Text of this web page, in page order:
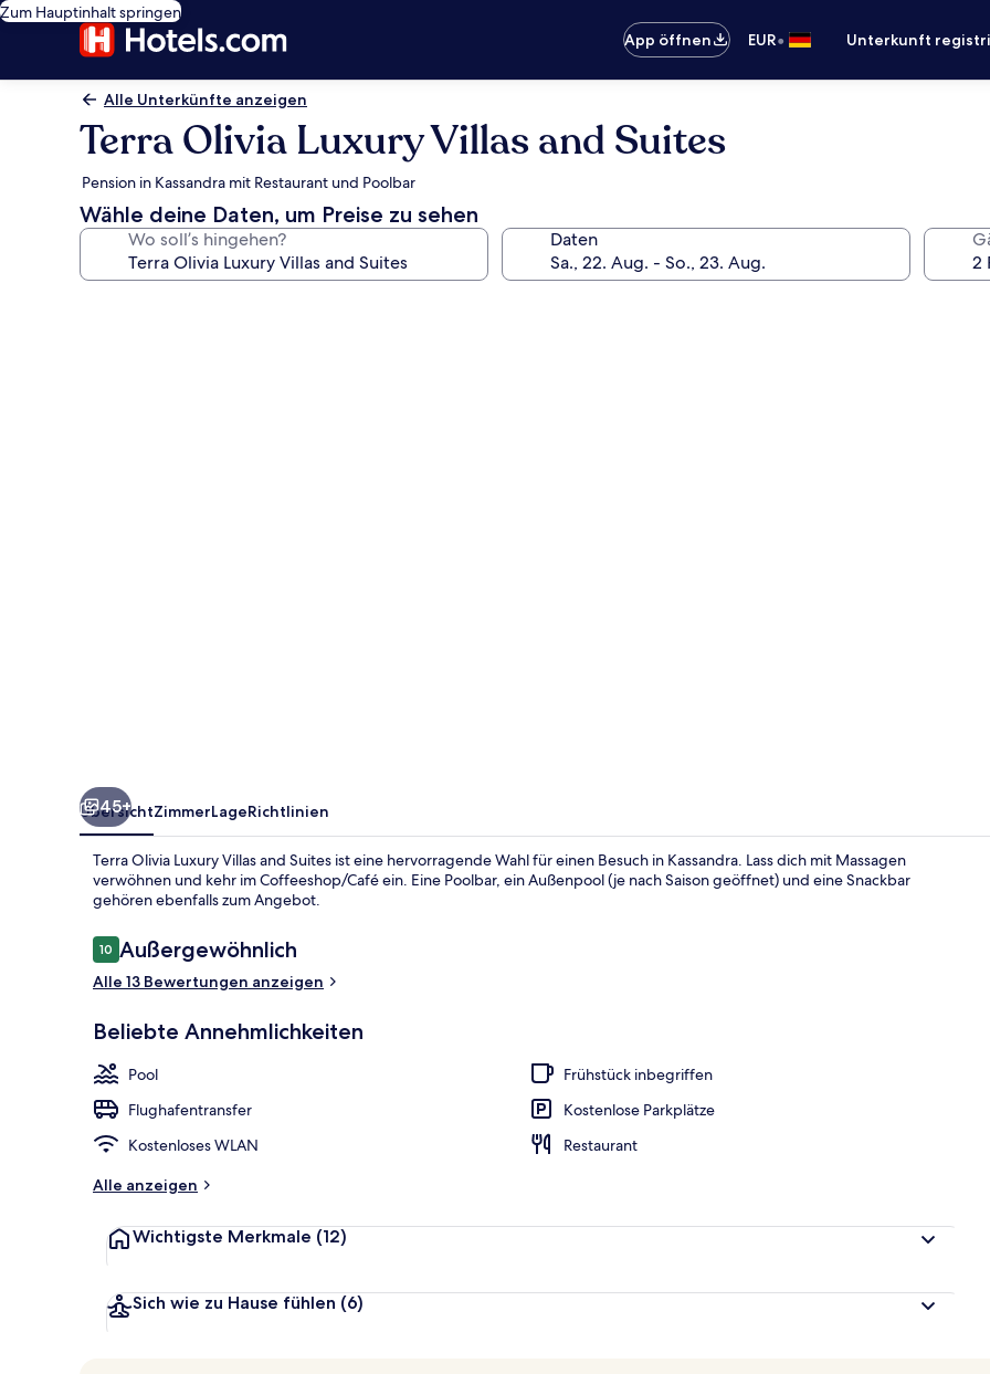
Zum Hauptinhalt springen
App öffnen
EUR• Unterkunft
Alle Unterkünfte anzeigen
Terra Olivia Luxury Villas and Suites
Pension in Kassandra mit Restaurant und Poolbar
Wähle deine Daten, um Preise zu sehen
Wo soll’s hingehen? Daten
45+
ÜbersichtZimmerLageRichtlinien
Terra Olivia Luxury Villas and Suites ist eine hervorragende Wahl für einen Besuch in Kassandra. Lass dich mit Massagen
verwöhnen und kehr im Coffeeshop/Café ein. Eine Poolbar, ein Außenpool (je nach Saison geöffnet) und eine Snackbar
gehören ebenfalls zum Angebot.
Bewertungen
1010 von 10.
Außergewöhnlich
Alle 13 Bewertungen anzeigen
Beliebte Annehmlichkeiten
Pool
Frühstück inbegriffen
Flughafentransfer
Kostenlose Parkplätze
Kostenloses WLAN
Restaurant
Alle anzeigen
Wichtigste Merkmale (12)
Sich wie zu Hause fühlen (6)